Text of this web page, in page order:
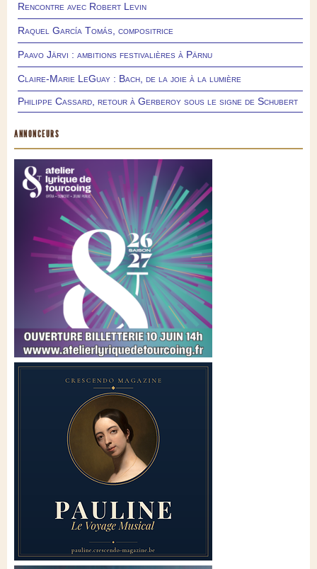
Rencontre avec Robert Levin
Raquel García Tomás, compositrice
Paavo Järvi : ambitions festivalières à Pärnu
Claire-Marie LeGuay : Bach, de la joie à la lumière
Philippe Cassard, retour à Gerberoy sous le signe de Schubert
ANNONCEURS